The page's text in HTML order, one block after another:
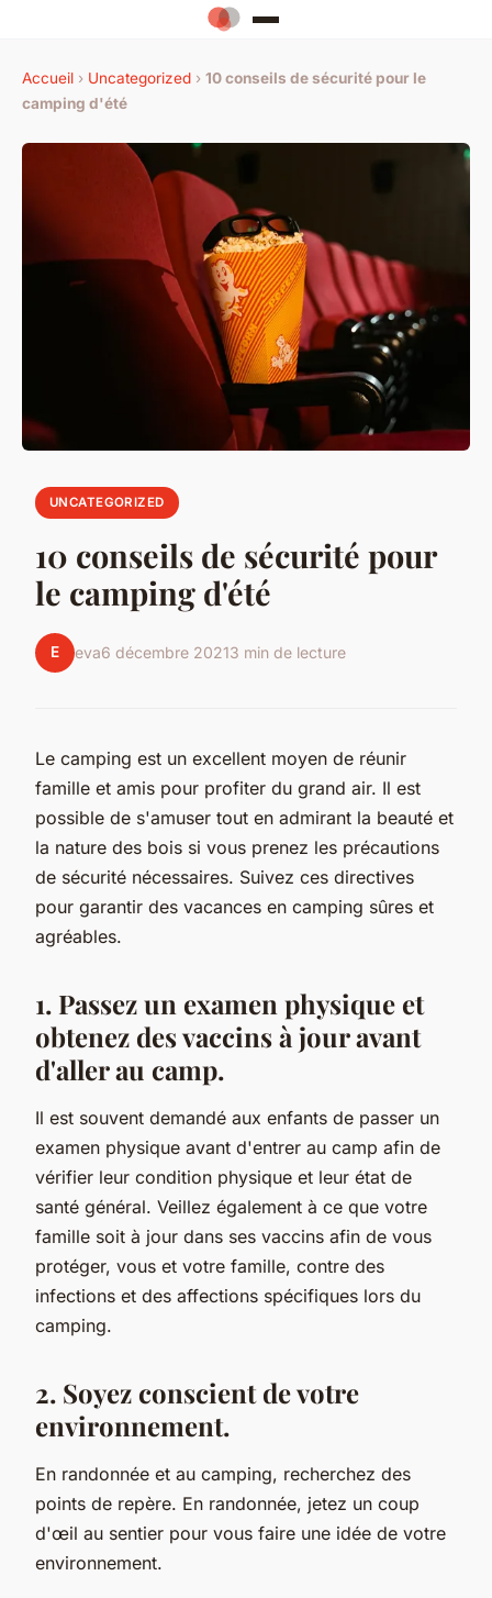
Accueil › Uncategorized › 10 conseils de sécurité pour le
camping d'été
UNCATEGORIZED
10 conseils de sécurité pour
le camping d'été
E eva6 décembre 20213 min de lecture
Le camping est un excellent moyen de réunir
famille et amis pour profiter du grand air. Il est
possible de s'amuser tout en admirant la beauté et
la nature des bois si vous prenez les précautions
de sécurité nécessaires. Suivez ces directives
pour garantir des vacances en camping sûres et
agréables.
1. Passez un examen physique et
obtenez des vaccins à jour avant
d'aller au camp.
Il est souvent demandé aux enfants de passer un
examen physique avant d'entrer au camp afin de
vérifier leur condition physique et leur état de
santé général. Veillez également à ce que votre
famille soit à jour dans ses vaccins afin de vous
protéger, vous et votre famille, contre des
infections et des affections spécifiques lors du
camping.
2. Soyez conscient de votre
environnement.
En randonnée et au camping, recherchez des
points de repère. En randonnée, jetez un coup
d'œil au sentier pour vous faire une idée de votre
environnement.